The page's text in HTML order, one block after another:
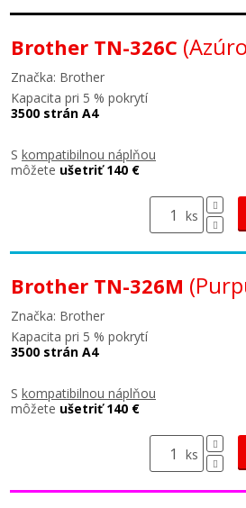
Brother TN-326C
Značka: Brother
Kapacita pri 5 % pokrytí
3500 strán A4
S kompatibilnou náplňou
môžete ušetriť 140 €
ks
Brother TN-326M
Značka: Brother
Kapacita pri 5 % pokrytí
3500 strán A4
S kompatibilnou náplňou
môžete ušetriť 140 €
ks